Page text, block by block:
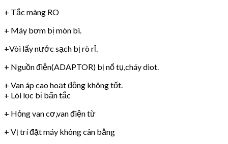
+ Tắc màng RO
+ Máy bơm bị mòn bi.
+Vòi lấy nước sạch bị rò rỉ.
+ Nguồn điện(ADAPTOR) bị nổ tụ,cháy diot.
+ Van áp cao hoạt động không tốt.
+ Lõi lọc bị bẩn tắc
+ Hỏng van cơ,van điện từ
+ Vị trí đặt máy không cân bằng